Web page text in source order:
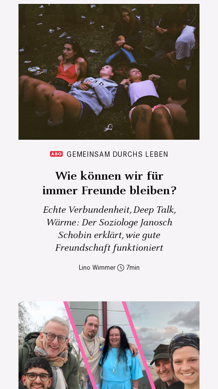
GEMEINSAM DURCHS LEBEN
Wie können wir für
immer Freunde bleiben?
Echte Verbundenheit, Deep Talk,
Wärme: Der Soziologe Janosch
Schobin erklärt, wie gute
Freundschaft funktioniert
Lino Wimmer 7